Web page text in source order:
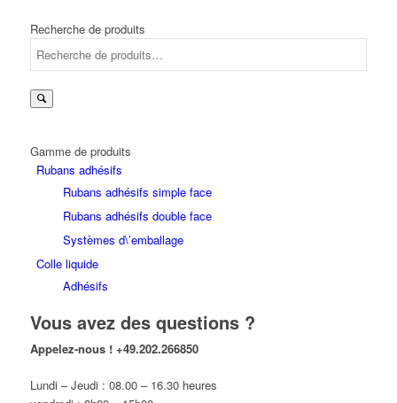
Recherche de produits
Gamme de produits
Rubans adhésifs
Rubans adhésifs simple face
Rubans adhésifs double face
Systèmes d\’emballage
Colle liquide
Adhésifs
Vous avez des questions ?
Appelez-nous ! +49.202.266850
Lundi – Jeudi : 08.00 – 16.30 heures